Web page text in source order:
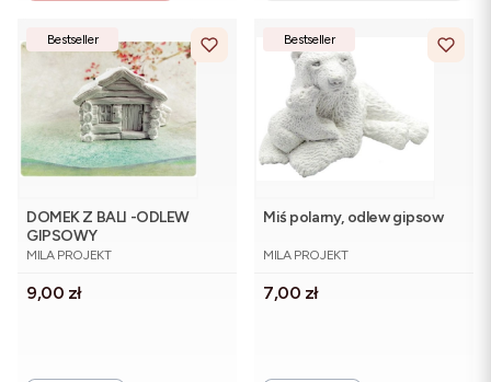
Bestseller
DOMEK Z BALI -ODLEW
GIPSOWY
PRODUCENT
MILA PROJEKT
Cena
9,00 zł
Bestseller
Miś polarny, odlew gipsow
PRODUCENT
MILA PROJEKT
Cena
7,00 zł